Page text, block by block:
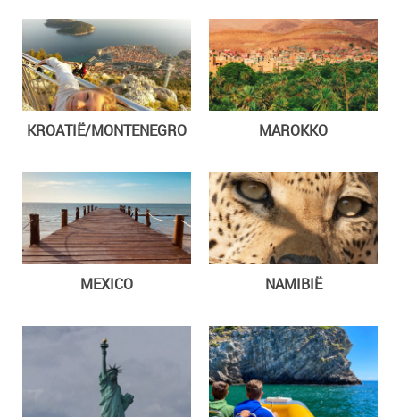
KROATIË/MONTENEGRO MAROKKO
MEXICO NAMIBIË